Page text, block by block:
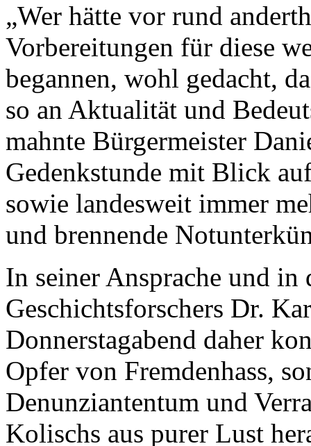
„Wer hätte vor rund
Vorbereitungen für diese
begannen, wohl gedacht,
so an Aktualität und
mahnte Bürgermeister
Gedenkstunde mit Blick
sowie landesweit immer
und brennende
In seiner Ansprache und
Geschichtsforschers Dr.
Donnerstagabend daher
Opfer von Fremdenhass,
Denunziantentum und
Kolischs aus purer Lust